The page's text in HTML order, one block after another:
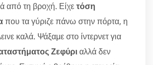
από τη βροχή. Είχετόση
που τα γύριζε πάνω στην πόρτα, η
καλά. Ψάξαμε στο ίντερνετ για
Ζεφύριαλλά δεν